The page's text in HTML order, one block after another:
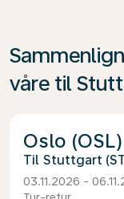
våre til
Oslo (OSL)
Stuttgart
03.11.2026 -